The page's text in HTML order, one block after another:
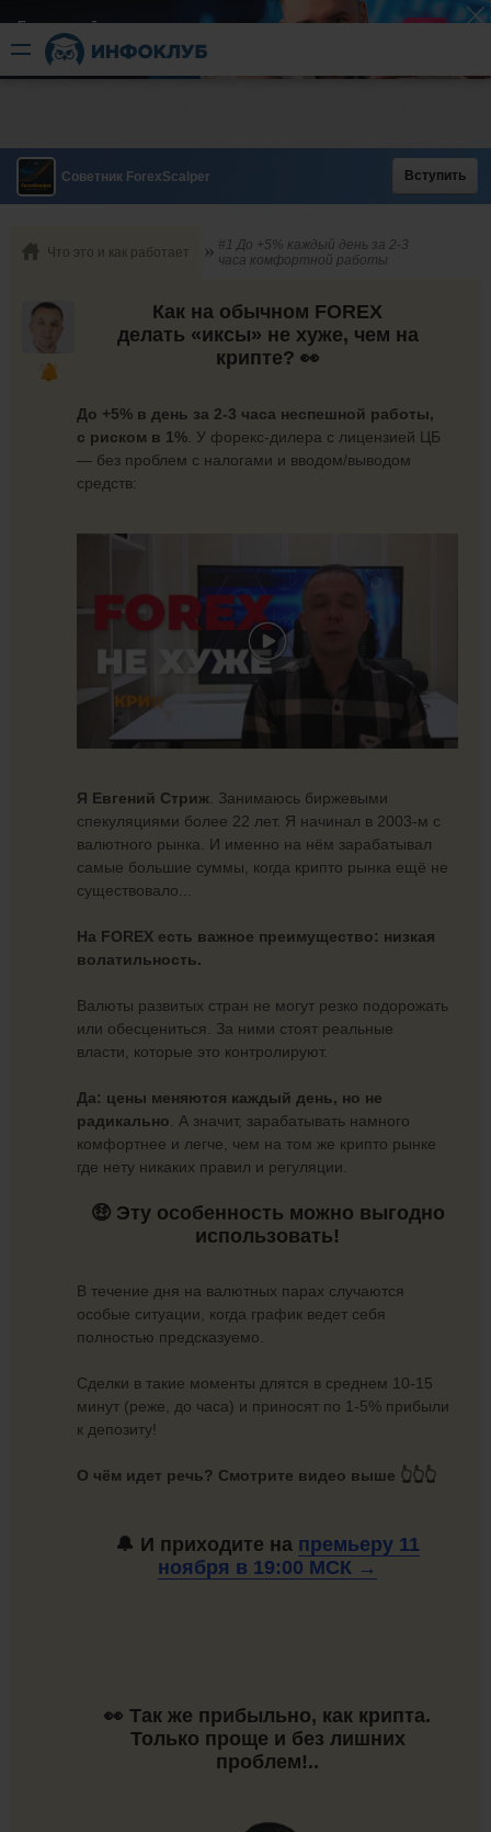
Быстрый разгон
​в короткие сроки
Советник ForexScalper Вступить
Что это и как работает
#1 До +5% каждый день за 2-3
часа комфортной работы
Как на обычном FOREX
делать «иксы» не хуже, чем на
крипте? 👀
До +5% в день за 2-3 часа неспешной работы,
с риском в 1% . У форекс-дилера с лицензией ЦБ
— без проблем с налогами и вводом/выводом
средств:
Я Евгений Стриж . Занимаюсь биржевыми
спекуляциями более 22 лет. Я начинал в 2003-м с
валютного рынка. И именно на нём зарабатывал
самые большие суммы, когда крипто рынка ещё не
существовало...
На FOREX есть важное преимущество: низкая
волатильность.
Валюты развитых стран не могут резко подорожать
или обесцениться. За ними стоят реальные
власти, которые это контролируют.
Да: цены меняются каждый день, но не
радикально . А значит, зарабатывать намного
комфортнее и легче, чем на том же крипто рынке
где нету никаких правил и регуляции.
🤑 Эту особенность можно выгодно
использовать!
В течение дня на валютных парах случаются
особые ситуации, когда график ведет себя
полностью предсказуемо.
Сделки в такие моменты длятся в среднем 10-15
минут (реже, до часа) и приносят по 1-5% прибыли
к депозиту!
О чём идет речь? Смотрите видео выше 👆👆👆
🔔 И приходите на премьеру 11
ноября в 19:00 МСК →
👀 Так же прибыльно, как крипта.
Только проще и без лишних
проблем!..